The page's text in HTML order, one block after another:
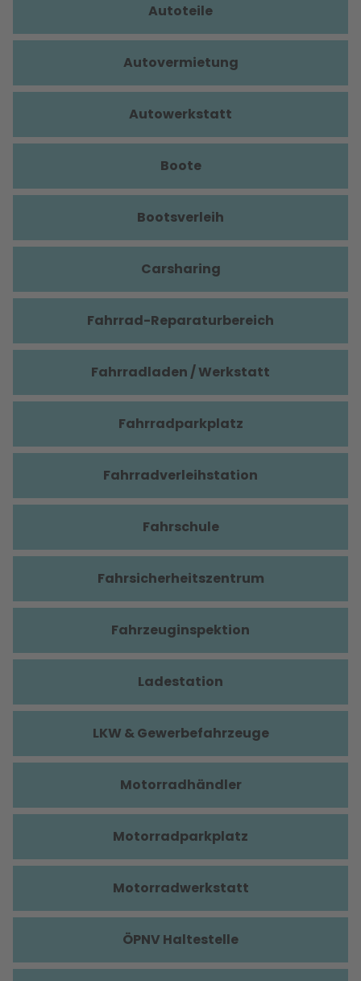
Autoteile
Autovermietung
Autowerkstatt
Boote
Bootsverleih
Carsharing
Fahrrad-Reparaturbereich
Fahrradladen / Werkstatt
Fahrradparkplatz
Fahrradverleihstation
Fahrschule
Fahrsicherheitszentrum
Fahrzeuginspektion
Ladestation
LKW & Gewerbefahrzeuge
Motorradhändler
Motorradparkplatz
Motorradwerkstatt
ÖPNV Haltestelle